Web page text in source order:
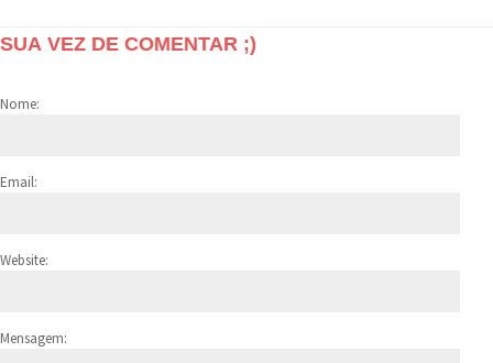
SUA VEZ DE COMENTAR ;)
Nome:
Email:
Website:
Mensagem: